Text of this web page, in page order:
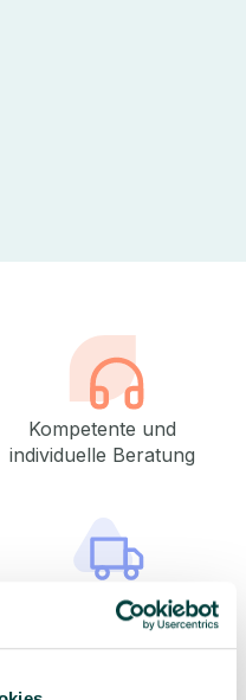
Kompetente und
individuelle Beratung
1-3 Werktage Lieferzeit
bei Versand aus dem
eigenen Lager